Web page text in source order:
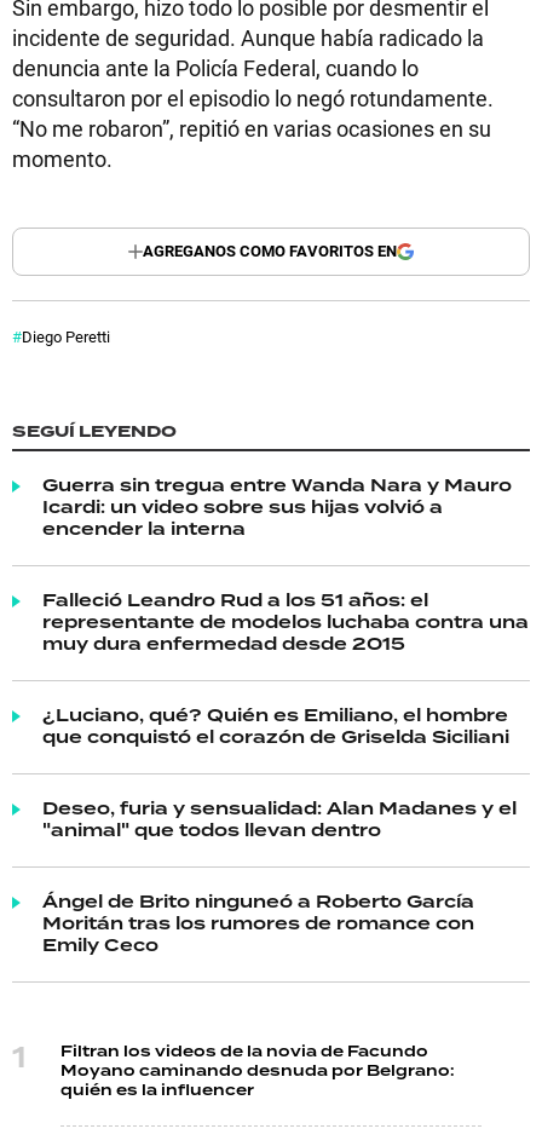
Sin embargo, hizo todo lo posible por desmentir el
incidente de seguridad. Aunque había radicado la
denuncia ante la Policía Federal, cuando lo
consultaron por el episodio lo negó rotundamente.
“No me robaron”, repitió en varias ocasiones en su
momento.
AGREGANOS COMO FAVORITOS EN
Diego Peretti
SEGUÍ LEYENDO
Guerra sin tregua entre Wanda Nara y Mauro
Icardi: un video sobre sus hijas volvió a
encender la interna
Falleció Leandro Rud a los 51 años: el
representante de modelos luchaba contra una
muy dura enfermedad desde 2015
¿Luciano, qué? Quién es Emiliano, el hombre
que conquistó el corazón de Griselda Siciliani
Deseo, furia y sensualidad: Alan Madanes y el
"animal" que todos llevan dentro
Ángel de Brito ninguneó a Roberto García
Moritán tras los rumores de romance con
Emily Ceco
Filtran los videos de la novia de Facundo
Moyano caminando desnuda por Belgrano:
quién es la influencer